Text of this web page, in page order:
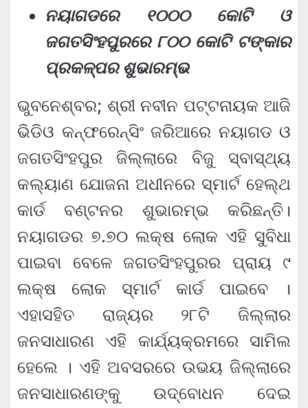
ନୟାଗଡରେ ୧୦୦୦ କୋଟି ଓ
ଜଗତସିଂହପୁରରେ ୮୦୦ କୋଟି ଟଙ୍କାର
ପ୍ରକଳ୍ପର ଶୁଭାରମ୍ଭ
ଭୁବନେଶ୍ବର; ଶ୍ରୀ ନବୀନ ପଟ୍ଟନାୟକ ଆଜି
ଭିଡିଓ କନ୍‌ଫରେନ୍‌ସିଂ ଜରିଆରେ ନୟାଗଡ ଓ
ଜଗତସିଂହପୁର ଜିଲ୍ଲାରେ ବିଜୁ ସ୍ବାସ୍ଥ୍ୟ
କଲ୍ୟାଣ ଯୋଜନା ଅଧୀନରେ ସ୍ମାର୍ଟ ହେଲ୍‌ଥ
କାର୍ଡ ବଣ୍ଟନର ଶୁଭାରମ୍ଭ କରିଛନ୍ତି।
ନୟାଗଡର ୭.୭୦ ଲକ୍ଷ ଲୋକ ଏହି ସୁବିଧା
ପାଇବା ବେଳେ ଜଗତସିଂହପୁରର ପ୍ରାୟ ୯
ଲକ୍ଷ ଲୋକ ସ୍ମାର୍ଟ କାର୍ଡ ପାଇବେ ।
ଏହାସହିତ ରାଜ୍ୟର ୨୮ଟି ଜିଲ୍ଲାର
ଜନସାଧାରଣ ଏହି କାର୍ଯ୍ୟକ୍ରମରେ ସାମିଲ
ହେଲେ । ଏହି ଅବସରରେ ଉଭୟ ଜିଲ୍ଲାରେ
ଜନସାଧାରଣଙ୍କୁ ଉଦ୍‌ବୋଧନ ଦେଇ